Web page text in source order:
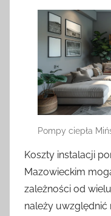
Pompy ciepła
Koszty instalacji
Mazowieckim
zależności od
należy uwzględnić